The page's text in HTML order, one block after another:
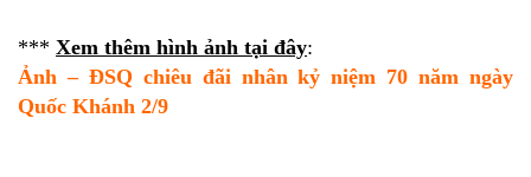
*** Xem thêm hình ảnh tại đây:
Ảnh – ĐSQ chiêu đãi nhân kỷ niệm 70 năm ngày
Quốc Khánh 2/9